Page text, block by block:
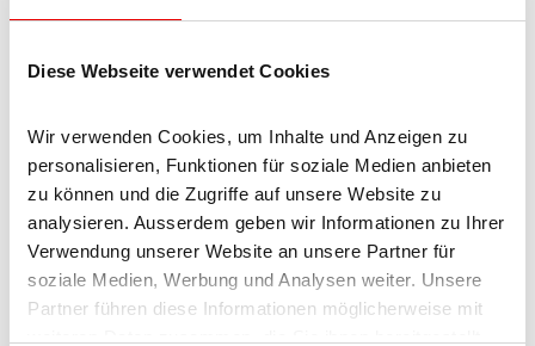
Diese Webseite verwendet Cookies
Wir verwenden Cookies, um Inhalte und Anzeigen zu
personalisieren, Funktionen für soziale Medien anbieten
zu können und die Zugriffe auf unsere Website zu
analysieren. Ausserdem geben wir Informationen zu Ihrer
Verwendung unserer Website an unsere Partner für
soziale Medien, Werbung und Analysen weiter. Unsere
Partner führen diese Informationen möglicherweise mit
Dépôt à skis
Sèche-chaussures
Informations sur la région